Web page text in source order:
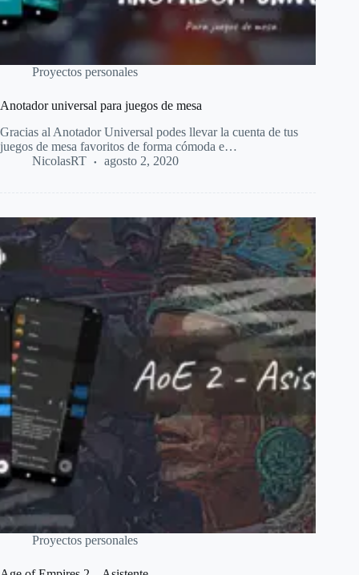
Proyectos personales
Anotador universal para juegos de mesa
Gracias al Anotador Universal podes llevar la cuenta de tus
juegos de mesa favoritos de forma cómoda e…
NicolasRT
agosto 2, 2020
Proyectos personales